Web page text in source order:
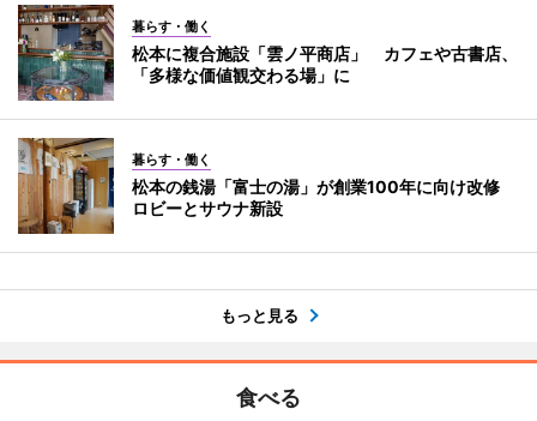
暮らす・働く
松本に複合施設「雲ノ平商店」 カフェや古書店、
「多様な価値観交わる場」に
暮らす・働く
松本の銭湯「富士の湯」が創業100年に向け改修
ロビーとサウナ新設
もっと見る
食べる